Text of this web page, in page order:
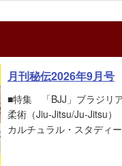
月刊秘伝2026年9月号
■特集 「BJJ」ブラジリ
柔術（Jiu-Jitsu/Ju-Jitsu）
カルチュラル・スタディ